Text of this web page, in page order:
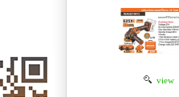
view